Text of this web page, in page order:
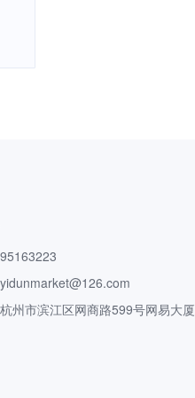
州市滨江区网商路599号网易大厦